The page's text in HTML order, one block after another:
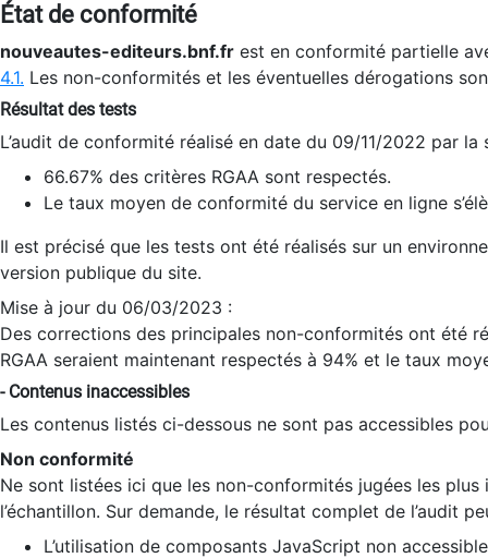
État de conformité
nouveautes-editeurs.bnf.fr est en conformité partielle
4.1. Les non-conformités et les éventuelles dérogations
Résultat des tests
L’audit de conformité réalisé en date du 09/11/2022 par
66.67% des critères RGAA sont respectés.
Le taux moyen de conformité du service en ligne
Il est précisé que les tests ont été réalisés sur un
version publique du site.
Mise à jour du 06/03/2023 :
Des corrections des principales non-conformités ont été
RGAA seraient maintenant respectés à 94% et le taux
- Contenus inaccessibles
Les contenus listés ci-dessous ne sont pas accessibles
Non conformité
Ne sont listées ici que les non-conformités jugées les
l’échantillon. Sur demande, le résultat complet de l’audit
L’utilisation de composants JavaScript non